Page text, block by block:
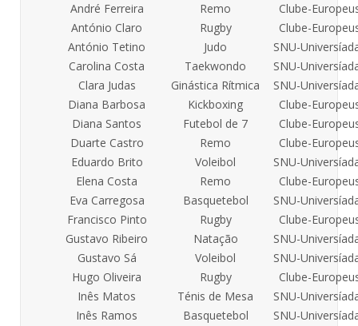
André Ferreira
Remo
Clube-
António Claro
Rugby
Clube-
António Tetino
Judo
SNU-
Carolina Costa
Taekwondo
SNU-
Clara Judas
Ginástica Rítmica
SNU-
Diana Barbosa
Kickboxing
Clube-
Diana Santos
Futebol de 7
Clube-
Duarte Castro
Remo
Clube-
Eduardo Brito
Voleibol
SNU-
Elena Costa
Remo
Clube-
Eva Carregosa
Basquetebol
SNU-
Francisco Pinto
Rugby
Clube-
Gustavo Ribeiro
Natação
SNU-
Gustavo Sá
Voleibol
SNU-
Hugo Oliveira
Rugby
Clube-
Inês Matos
Ténis de Mesa
SNU-
Inês Ramos
Basquetebol
SNU-